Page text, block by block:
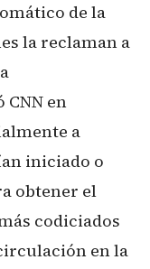
de la
la reclaman a
en
a
iniciado o
obtener el
codiciados
en la